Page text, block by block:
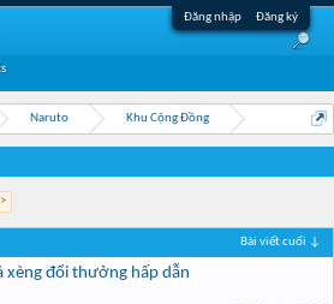
Đăng nhập Đăng ký
Naruto Khu Cộng Đồng
Bài viết cuối ↓
xèng đổi thưởng hấp dẫn